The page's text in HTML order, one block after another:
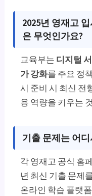
2025년 영재고
은 무엇인가요?
교육부는 디지털
가 강화를 주요 정
시 준비 시 최신 전
용 역량을 키우는
기출 문제는 어
각 영재고 공식 홈
년 최신 기출 문제
온라인 학습 플랫